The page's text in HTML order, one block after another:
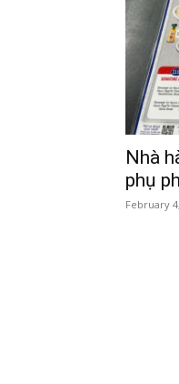
Nhà
phụ
February